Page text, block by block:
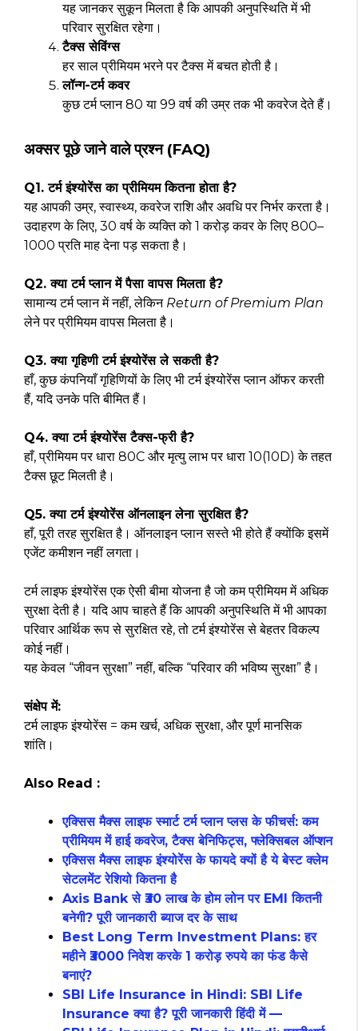
यह जानकर सुकून मिलता है कि आपकी अनुपस्थिति में भी
परिवार सुरक्षित रहेगा।
टैक्स सेविंग्स
हर साल प्रीमियम भरने पर टैक्स में बचत होती है।
लॉन्ग-टर्म कवर
कुछ टर्म प्लान 80 या 99 वर्ष की उम्र तक भी कवरेज देते हैं।
अक्सर पूछे जाने वाले प्रश्न (FAQ)
Q1. टर्म इंश्योरेंस का प्रीमियम कितना होता है?
यह आपकी उम्र, स्वास्थ्य, कवरेज राशि और अवधि पर निर्भर करता है।
उदाहरण के लिए, 30 वर्ष के व्यक्ति को ₹1 करोड़ कवर के लिए ₹800–
₹1000 प्रति माह देना पड़ सकता है।
Q2. क्या टर्म प्लान में पैसा वापस मिलता है?
सामान्य टर्म प्लान में नहीं, लेकिन Return of Premium Plan
लेने पर प्रीमियम वापस मिलता है।
Q3. क्या गृहिणी टर्म इंश्योरेंस ले सकती है?
हाँ, कुछ कंपनियाँ गृहिणियों के लिए भी टर्म इंश्योरेंस प्लान ऑफर करती
हैं, यदि उनके पति बीमित हैं।
Q4. क्या टर्म इंश्योरेंस टैक्स-फ्री है?
हाँ, प्रीमियम पर धारा 80C और मृत्यु लाभ पर धारा 10(10D) के तहत
टैक्स छूट मिलती है।
Q5. क्या टर्म इंश्योरेंस ऑनलाइन लेना सुरक्षित है?
हाँ, पूरी तरह सुरक्षित है। ऑनलाइन प्लान सस्ते भी होते हैं क्योंकि इसमें
एजेंट कमीशन नहीं लगता।
टर्म लाइफ इंश्योरेंस एक ऐसी बीमा योजना है जो कम प्रीमियम में अधिक
सुरक्षा देती है। यदि आप चाहते हैं कि आपकी अनुपस्थिति में भी आपका
परिवार आर्थिक रूप से सुरक्षित रहे, तो टर्म इंश्योरेंस से बेहतर विकल्प
कोई नहीं।
यह केवल “जीवन सुरक्षा” नहीं, बल्कि “परिवार की भविष्य सुरक्षा” है।
संक्षेप में:
टर्म लाइफ इंश्योरेंस = कम खर्च, अधिक सुरक्षा, और पूर्ण मानसिक
शांति।
Also Read :
एक्सिस मैक्स लाइफ स्मार्ट टर्म प्लान प्लस के फीचर्स: कम
प्रीमियम में हाई कवरेज, टैक्स बेनिफिट्स, फ्लेक्सिबल ऑप्शन
एक्सिस मैक्स लाइफ इंश्योरेंस के फायदे क्यों है ये बेस्ट क्लेम
सेटलमेंट रेशियो कितना है
Axis Bank से ₹30 लाख के होम लोन पर EMI कितनी
बनेगी? पूरी जानकारी ब्याज दर के साथ
Best Long Term Investment Plans: हर
महीने ₹3000 निवेश करके 1 करोड़ रुपये का फंड कैसे
बनाएं?
SBI Life Insurance in Hindi: SBI Life
Insurance क्या है? पूरी जानकारी हिंदी में —